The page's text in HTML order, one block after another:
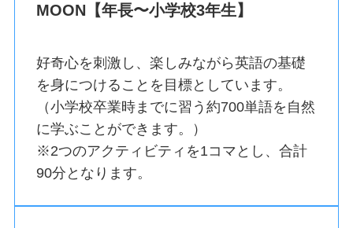
MOON【年長〜小学校3年生】
好奇心を刺激し、楽しみながら英語の基礎
を身につけることを目標としています。
（小学校卒業時までに習う約700単語を自然
に学ぶことができます。）
※2つのアクティビティを1コマとし、合計
90分となります。